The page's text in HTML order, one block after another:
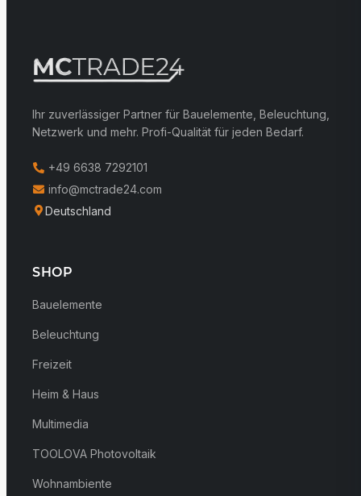
Ihr zuverlässiger Partner für Bauelemente, Beleuchtung,
Netzwerk und mehr. Profi-Qualität für jeden Bedarf.
+49 6638 7292101
info@mctrade24.com
Deutschland
SHOP
Bauelemente
Beleuchtung
Freizeit
Heim & Haus
Multimedia
TOOLOVA Photovoltaik
Wohnambiente